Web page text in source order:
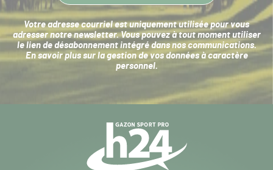
Votre adresse courriel est uniquement utilisée pour vous
adresser notre newsletter. Vous pouvez à tout moment utiliser
le lien de désabonnement intégré dans nos communications.
En savoir plus sur la gestion de vos données à caractère
personnel.